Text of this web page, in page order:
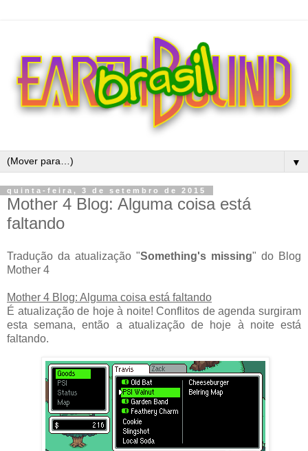
▼
quinta-feira, 3 de setembro de 2015
Mother 4 Blog: Alguma coisa está
faltando
Tradução da atualização "Something's missing" do Blog
Mother 4
Mother 4 Blog: Alguma coisa está faltando
É atualização de hoje à noite!Conflitos de agenda surgiram
esta semana, então a atualização de hoje à noite está
faltando.